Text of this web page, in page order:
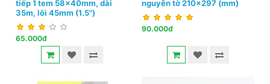
tiếp 1 tem 58x40mm, dài
35m, lõi 45mm (1.5")
65.000đ
nguyên tờ 210x297 (mm)
90.000đ